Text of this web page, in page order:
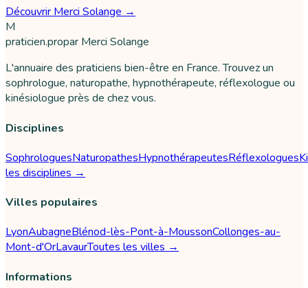
Découvrir Merci Solange →
M
praticien.propar Merci Solange
L'annuaire des praticiens bien-être en France. Trouvez un
sophrologue, naturopathe, hypnothérapeute, réflexologue ou
kinésiologue près de chez vous.
Disciplines
SophrologuesNaturopathesHypnothérapeutesRéflexologues
les disciplines →
Villes populaires
LyonAubagneBlénod-lès-Pont-à-MoussonCollonges-au-
Mont-d'OrLavaurToutes les villes →
Informations